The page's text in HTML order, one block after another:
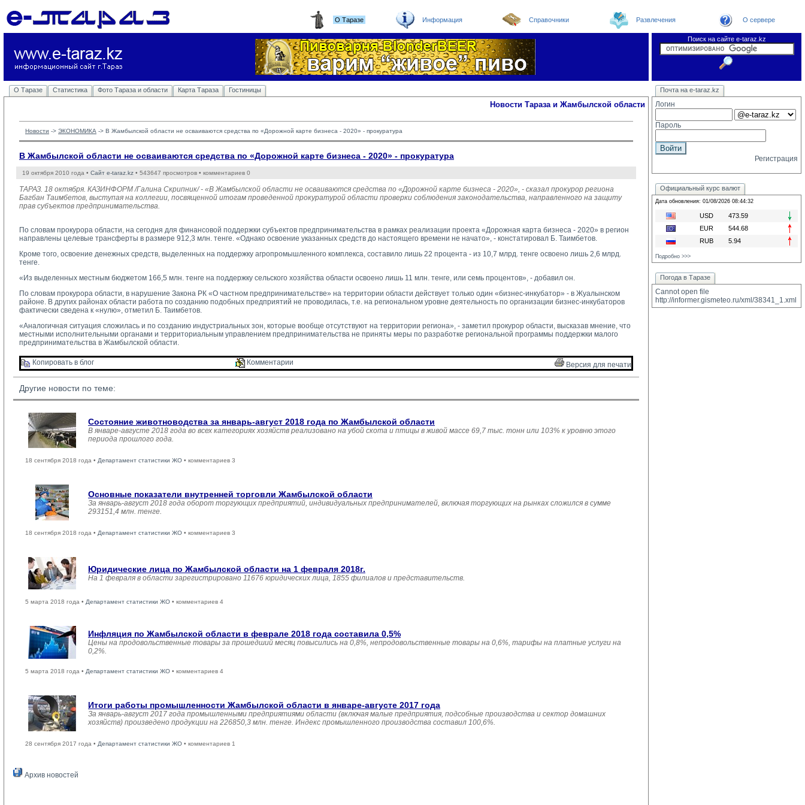
О Таразе Информация Справочники Развлечения О сервере
Поиск на сайте e-taraz.kz
О Таразе Статистика Фото Тараза и области Карта Тараза Гостиницы Новости Погода в Таразе
Телефоный справочник
Видеоконференция
Новости e-taraz
Новости Тараза и Жамбылской области
Новости -> ЭКОНОМИКА -> В Жамбылской области не осваиваются средства по «Дорожной карте бизнеса - 2020» - прокуратура
В Жамбылской области не осваиваются средства по «Дорожной карте бизнеса - 2020» - прокуратура
19 октября 2010 года • Сайт e-taraz.kz • 543647 просмотров • комментариев 0
ТАРАЗ. 18 октября. КАЗИНФОРМ /Галина Скрипник/ - «В Жамбылской области не осваиваются средства по «Дорожной карте бизнеса - 2020», - сказал прокурор региона
Багбан Таимбетов, выступая на коллегии, посвященной итогам проведенной прокуратурой области проверки соблюдения законодательства, направленного на защиту
прав субъектов предпринимательства.
По словам прокурора области, на сегодня для финансовой поддержки субъектов предпринимательства в рамках реализации проекта «Дорожная карта бизнеса - 2020» в регион
направлены целевые трансферты в размере 912,3 млн. тенге. «Однако освоение указанных средств до настоящего времени не начато», - констатировал Б. Таимбетов.
Кроме того, освоение денежных средств, выделенных на поддержку агропромышленного комплекса, составило лишь 22 процента - из 10,7 млрд. тенге освоено лишь 2,6 млрд.
тенге.
«Из выделенных местным бюджетом 166,5 млн. тенге на поддержку сельского хозяйства области освоено лишь 11 млн. тенге, или семь процентов», - добавил он.
По словам прокурора области, в нарушение Закона РК «О частном предпринимательстве» на территории области действует только один «бизнес-инкубатор» - в Жуалынском
районе. В других районах области работа по созданию подобных предприятий не проводилась, т.е. на региональном уровне деятельность по организации бизнес-инкубаторов
фактически сведена к «нулю», отметил Б. Таимбетов.
«Аналогичная ситуация сложилась и по созданию индустриальных зон, которые вообще отсутствуют на территории региона», - заметил прокурор области, высказав мнение, что
местными исполнительными органами и территориальным управлением предпринимательства не приняты меры по разработке региональной программы поддержки малого
предпринимательства в Жамбылской области.
Копировать в блог Комментарии Версия для печати
Другие новости по теме:
Состояние животноводства за январь-август 2018 года по Жамбылской области
В январе-августе 2018 года во всех категориях хозяйств реализовано на убой скота и птицы в живой массе 69,7 тыс. тонн или 103% к уровню этого
периода прошлого года.
18 сентября 2018 года • Департамент статистики ЖО • комментариев 3
Основные показатели внутренней торговли Жамбылской области
За январь-август 2018 года оборот торгующих предприятий, индивидуальных предпринимателей, включая торгующих на рынках сложился в сумме
293151,4 млн. тенге.
18 сентября 2018 года • Департамент статистики ЖО • комментариев 3
Юридические лица по Жамбылской области на 1 февраля 2018г.
На 1 февраля в области зарегистрировано 11676 юридических лица, 1855 филиалов и представительств.
5 марта 2018 года • Департамент статистики ЖО • комментариев 4
Инфляция по Жамбылской области в феврале 2018 года составила 0,5%
Цены на продовольственные товары за прошедший месяц повысились на 0,8%, непродовольственные товары на 0,6%, тарифы на платные услуги на
0,2%.
5 марта 2018 года • Департамент статистики ЖО • комментариев 4
Итоги работы промышленности Жамбылской области в январе-августе 2017 года
За январь-август 2017 года промышленными предприятиями области (включая малые предприятия, подсобные производства и сектор домашних
хозяйств) произведено продукции на 226850,3 млн. тенге. Индекс промышленного производства составил 100,6%.
28 сентября 2017 года • Департамент статистики ЖО • комментариев 1
Архив новостей
Почта на e-taraz.kz
Логин
Пароль
Регистрация
Официальный курс валют
Дата обновления: 01/08/2026 08:44:32
USD
473.59
EUR
544.68
RUB
5.94
Подробно >>>
Погода в Таразе
Cannot open file
http://informer.gismeteo.ru/xml/38341_1.xml